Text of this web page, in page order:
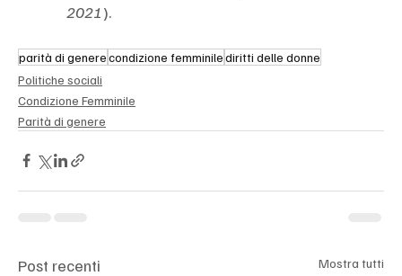
2021).
parità di generecondizione femminilediritti delle donne
Politiche sociali
Condizione Femminile
Parità di genere
Post recenti Mostra tutti